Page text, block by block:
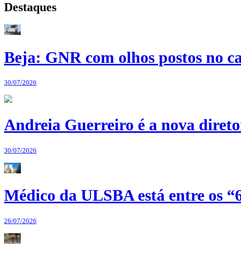
Destaques
Beja: GNR com olhos postos no
30/07/2026
Andreia Guerreiro é a nova
30/07/2026
Médico da ULSBA está entre os
26/07/2026